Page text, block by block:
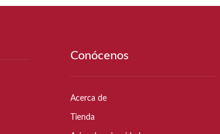
Conócenos
Acerca de
Tienda